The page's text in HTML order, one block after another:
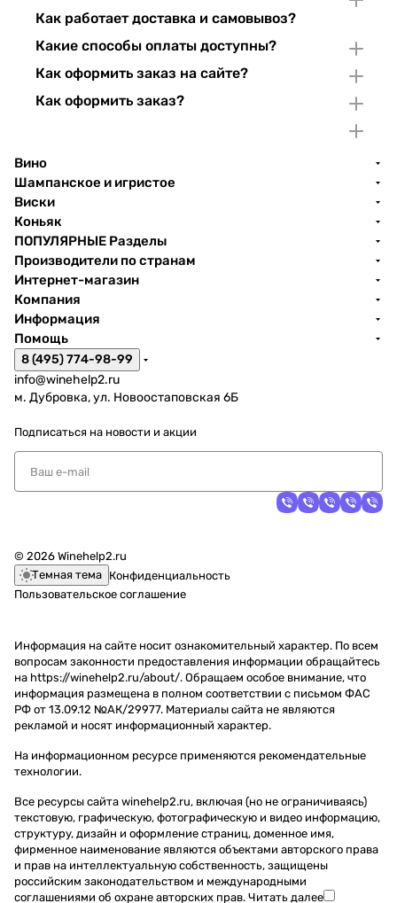
Как работает доставка и самовывоз?
Какие способы оплаты доступны?
Как оформить заказ на сайте?
Как оформить заказ?
Вино
Шампанское и игристое
Виски
Коньяк
ПОПУЛЯРНЫЕ Разделы
Производители по странам
Интернет-магазин
Компания
Информация
Помощь
8 (495) 774-98-99
info@winehelp2.ru
м. Дубровка, ул. Новоостаповская 6Б
Подписаться на новости и акции
© 2026 Winehelp2.ru
Темная тема Конфиденциальность
Пользовательское соглашение
Информация на сайте носит ознакомительный характер. По всем
вопросам законности предоставления информации обращайтесь
на https://winehelp2.ru/about/. Обращаем особое внимание, что
информация размещена в полном соответствии с письмом ФАС
РФ от 13.09.12 №АК/29977. Материалы сайта не являются
рекламой и носят информационный характер.
На информационном ресурсе применяются рекомендательные
технологии.
Все ресурсы сайта winehelp2.ru, включая (но не ограничиваясь)
текстовую, графическую, фотографическую и видео информацию,
структуру, дизайн и оформление страниц, доменное имя,
фирменное наименование являются объектами авторского права
и прав на интеллектуальную собственность, защищены
российским законодательством и международными
соглашениями об охране авторских прав. Читать далее